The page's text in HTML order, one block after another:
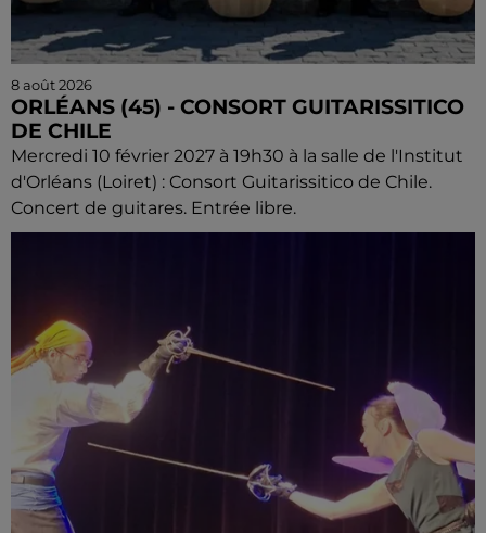
8 août 2026
ORLÉANS (45) - CONSORT GUITARISSITICO
DE CHILE
Mercredi 10 février 2027 à 19h30 à la salle de l'Institut
d'Orléans (Loiret) : Consort Guitarissitico de Chile.
Concert de guitares. Entrée libre.